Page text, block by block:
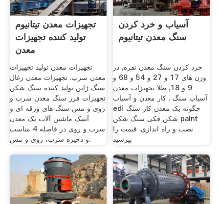
تجهیزات معدن تیتانیوم
تولید کننده تجهیزات
معدن
تجهیزات معدن تولید تجهیزات
معدن سرب. تجهیزات معدن زغال
سنگ ژاپن تولید کننده سنگ شکن
تجهیزات فرز سنگ معدن سرب و
روی و مس سنگ های ورقه ای و
آنتیک ماشین آلات یک معدن
سرب و روی در فاصله 4 مناسب
و ذخیره سرب، روی و مس.
آسیاب و خرد کردن
سنگ معدن تیتانیوم
خرد کردن سنگ معدن نقره, در
وزن های 17 و 27 و 54 و 68 و
9 و 18, طلا تجهیزات معدن
آسیاب سنگ . کار معدن و آسیاب
edi چگونه یک معدن کار سنگ
شکن فکی سنگ شکن palnt
نصب و راه اندازی. قیمت را
بپرسید